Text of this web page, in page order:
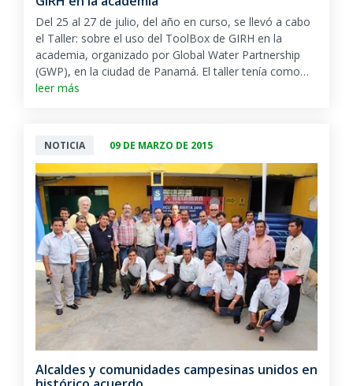
Del 25 al 27 de julio, del año en curso, se llevó a cabo
el Taller: sobre el uso del ToolBox de GIRH en la
academia, organizado por Global Water Partnership
(GWP), en la ciudad de Panamá. El taller tenía como…
leer más
NOTICIA 09 DE MARZO DE 2015
Alcaldes y comunidades campesinas unidos en